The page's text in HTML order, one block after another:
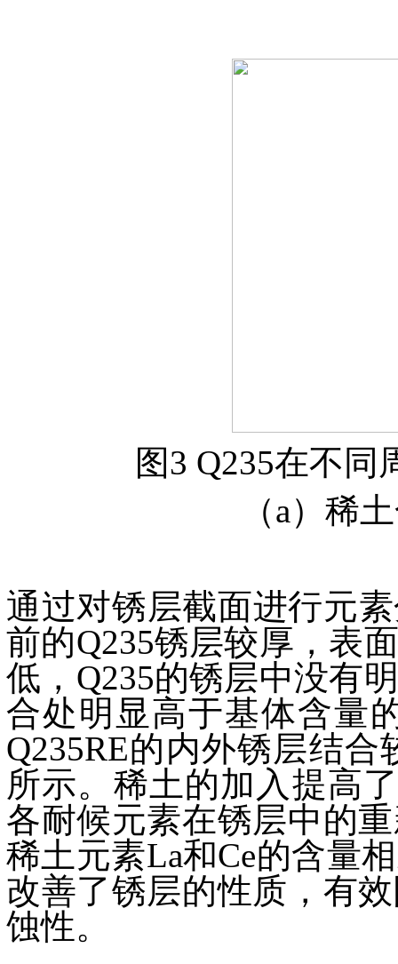
图3 Q235在不
（a）稀
通过对锈层截面进行元
前的Q235锈层较厚，表
低，Q235的锈层中没有
合处明显高于基体含量
Q235RE的内外锈层结
所示。稀土的加入提高
各耐候元素在锈层中的
稀土元素La和Ce的含量
改善了锈层的性质，有
蚀性。